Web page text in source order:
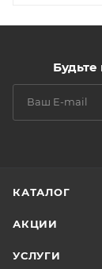
КАТАЛОГ
АКЦИИ
УСЛУГИ